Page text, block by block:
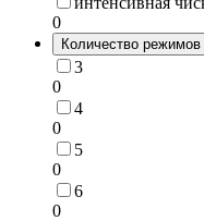
0
Количество режимов
3
0
4
0
5
0
6
0